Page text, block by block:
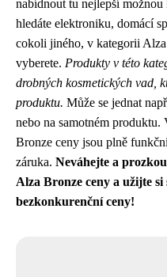
nabídnout tu nejlepší
hledáte elektroniku, domácí
cokoli jiného, v kategorii
vyberete. Produkty v této
drobných kosmetických vad,
produktu. Může se jednat
nebo na samotném
Bronze ceny jsou plně
záruka. Neváhejte a
Alza Bronze ceny a užijte
bezkonkurenční ceny!